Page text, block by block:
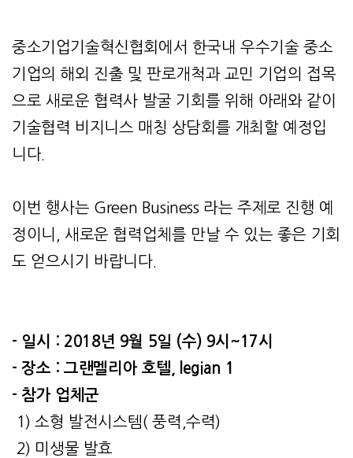
중소기업기술혁신협회에서 한국내 우수기술 중소
기업의 해외 진출 및 판로개척과 교민 기업의 접목
으로 새로운 협력사 발굴 기회를 위해 아래와 같이
기술협력 비지니스 매칭 상담회를 개최할 예정입
니다.
이번 행사는 Green Business 라는 주제로 진행 예
정이니, 새로운 협력업체를 만날 수 있는 좋은 기회
도 얻으시기 바랍니다.
- 일시 : 2018년 9월 5일 (수) 9시~17시
- 장소 : 그랜멜리아 호텔, legian 1
- 참가 업체군
1) 소형 발전시스템( 풍력,수력)
2) 미생물 발효